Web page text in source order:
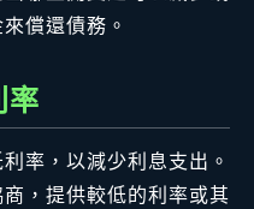
償還債務。
率
率，以減少利息支出。
，提供較低的利率或其